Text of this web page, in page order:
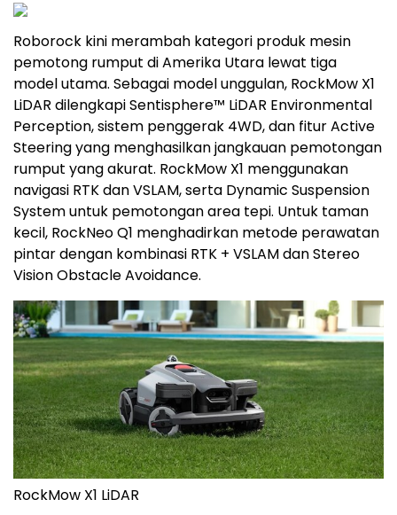
Roborock kini merambah kategori produk mesin
pemotong rumput di Amerika Utara lewat tiga
model utama. Sebagai model unggulan, RockMow X1
LiDAR dilengkapi Sentisphere™ LiDAR Environmental
Perception, sistem penggerak 4WD, dan fitur Active
Steering yang menghasilkan jangkauan pemotongan
rumput yang akurat. RockMow X1 menggunakan
navigasi RTK dan VSLAM, serta Dynamic Suspension
System untuk pemotongan area tepi. Untuk taman
kecil, RockNeo Q1 menghadirkan metode perawatan
pintar dengan kombinasi RTK + VSLAM dan Stereo
Vision Obstacle Avoidance.
RockMow X1 LiDAR